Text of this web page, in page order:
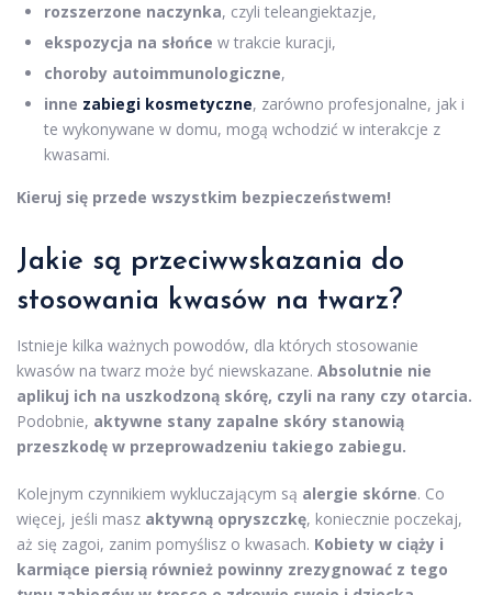
rozszerzone naczynka, czyli teleangiektazje,
ekspozycja na słońce w trakcie kuracji,
choroby autoimmunologiczne,
inne zabiegi kosmetyczne, zarówno profesjonalne, jak i
te wykonywane w domu, mogą wchodzić w interakcje z
kwasami.
Kieruj się przede wszystkim bezpieczeństwem!
Jakie są przeciwwskazania do
stosowania kwasów na twarz?
Istnieje kilka ważnych powodów, dla których stosowanie
kwasów na twarz może być niewskazane. Absolutnie nie
aplikuj ich na uszkodzoną skórę, czyli na rany czy otarcia.
Podobnie, aktywne stany zapalne skóry stanowią
przeszkodę w przeprowadzeniu takiego zabiegu.
Kolejnym czynnikiem wykluczającym są alergie skórne. Co
więcej, jeśli masz aktywną opryszczkę, koniecznie poczekaj,
aż się zagoi, zanim pomyślisz o kwasach. Kobiety w ciąży i
karmiące piersią również powinny zrezygnować z tego